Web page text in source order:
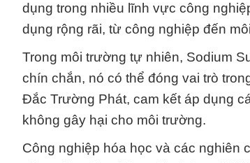
dụng trong nhiều lĩnh vực công
dụng rộng rãi, từ công nghiệp đến
Trong môi trường tự nhiên, Sodium
chín chắn, nó có thể đóng vai trò
Đắc Trường Phát, cam kết áp dụng
không gây hại cho môi trường.
Công nghiệp hóa học và các nghiên